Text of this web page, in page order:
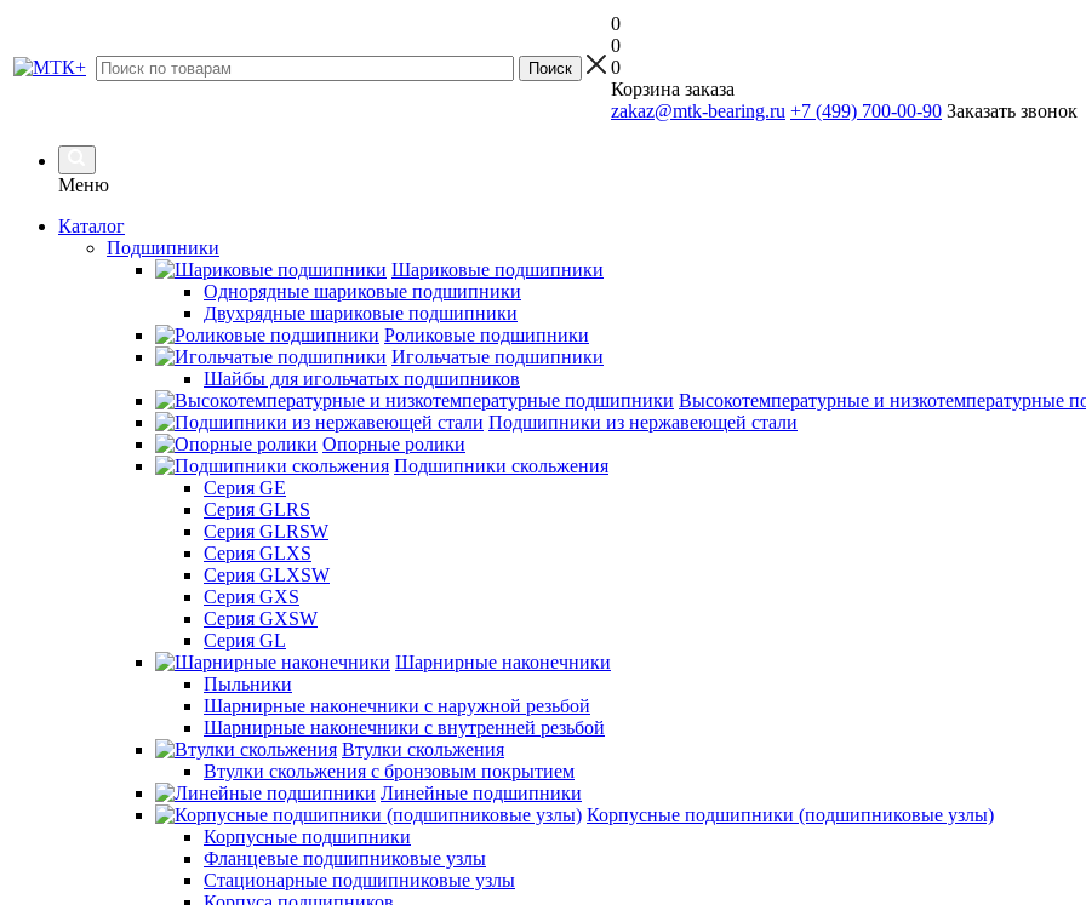
0
0
0
Корзина заказа
zakaz@mtk-bearing.ru +7 (499) 700-00-90 Заказать звонок
Меню
Каталог
Подшипники
Шариковые подшипники
Однорядные шариковые подшипники
Двухрядные шариковые подшипники
Роликовые подшипники
Игольчатые подшипники
Шайбы для игольчатых подшипников
Высокотемпературные и низкотемпературные
Подшипники из нержавеющей стали
Опорные ролики
Подшипники скольжения
Серия GE
Серия GLRS
Серия GLRSW
Серия GLXS
Серия GLXSW
Серия GXS
Серия GXSW
Серия GL
Шарнирные наконечники
Пыльники
Шарнирные наконечники с наружной резьбой
Шарнирные наконечники с внутренней резьбой
Втулки скольжения
Втулки скольжения с бронзовым покрытием
Линейные подшипники
Корпусные подшипники (подшипниковые узлы)
Корпусные подшипники
Фланцевые подшипниковые узлы
Стационарные подшипниковые узлы